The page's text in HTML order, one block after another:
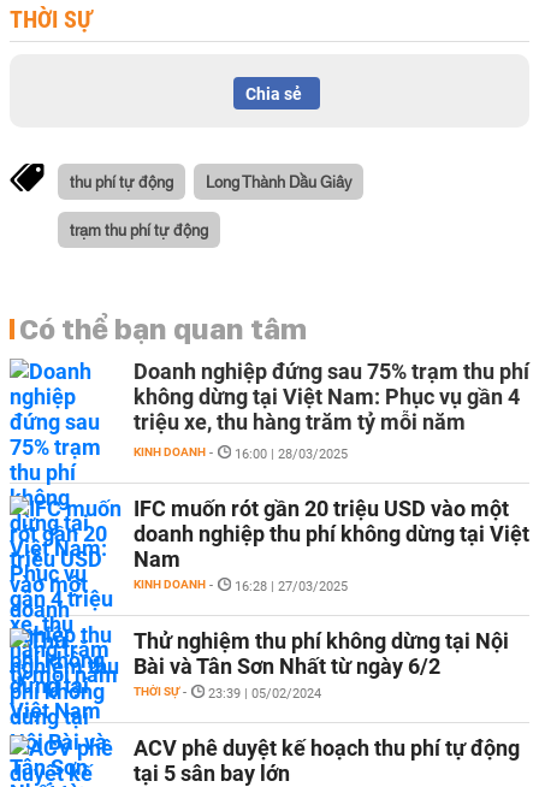
THỜI SỰ
Chia sẻ
thu phí tự động Long Thành Dầu Giây
trạm thu phí tự động
Có thể bạn quan tâm
Doanh nghiệp đứng sau 75% trạm thu phí
không dừng tại Việt Nam: Phục vụ gần 4
triệu xe, thu hàng trăm tỷ mỗi năm
KINH DOANH - 16:00 | 28/03/2025
IFC muốn rót gần 20 triệu USD vào một
doanh nghiệp thu phí không dừng tại Việt
Nam
KINH DOANH - 16:28 | 27/03/2025
Thử nghiệm thu phí không dừng tại Nội
Bài và Tân Sơn Nhất từ ngày 6/2
THỜI SỰ - 23:39 | 05/02/2024
ACV phê duyệt kế hoạch thu phí tự động
tại 5 sân bay lớn